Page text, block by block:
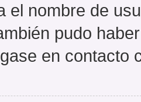
el nombre de
pudo
en contacto